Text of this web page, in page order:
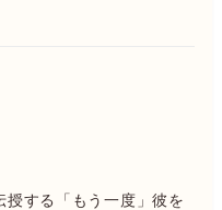
授する「もう一度」彼を